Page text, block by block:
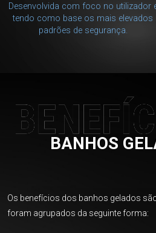
Desenvolvida com foco no utilizador
tendo como base os mais elevados
padrões de segurança.
BANHOS
Os benefícios dos banhos gelados
foram agrupados da seguinte forma: